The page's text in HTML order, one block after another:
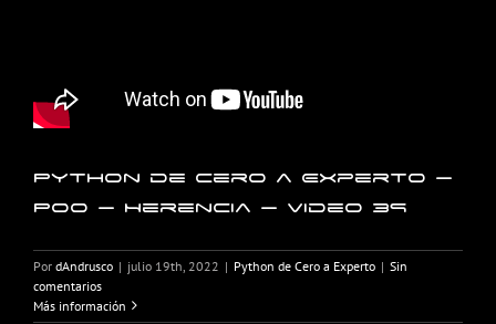
Python de Cero a Experto –
POO – Herencia – Video 39
Por dAndrusco | julio 19th, 2022 | Python de Cero a Experto | Sin
comentarios
Más información